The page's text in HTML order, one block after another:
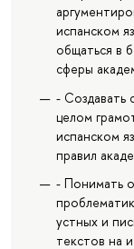
испанском
общаться в
сферы
- Создавать
целом
испанском
правил
- Понимать
устных и
текстов на